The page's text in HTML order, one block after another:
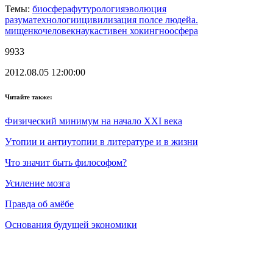
Темы: биосферафутурологияэволюция
разуматехнологиицивилизация полсе людейа.
мищенкочеловекнаукастивен хокингноосфера
9933
2012.08.05 12:00:00
Читайте также:
Физический минимум на начало XXI века
Утопии и антиутопии в литературе и в жизни
Что значит быть философом?
Усиление мозга
Правда об амёбе
Основания будущей экономики